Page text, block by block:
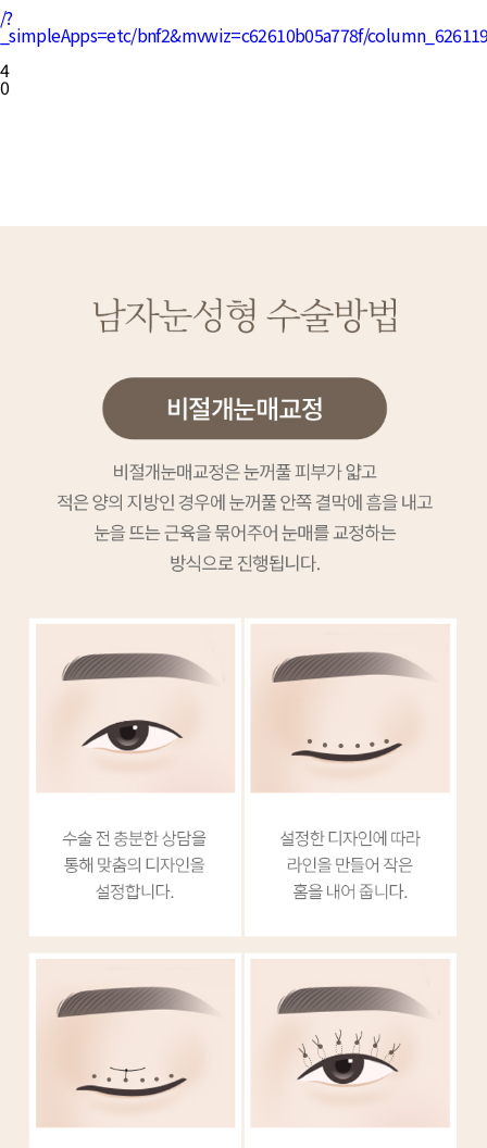
/?
_simpleApps=etc/bnf2&mvwiz=c62610b05a778f/
4
0